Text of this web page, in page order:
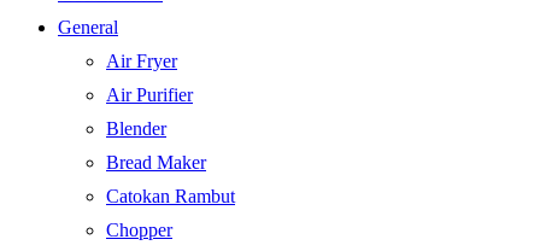
General
Air Fryer
Air Purifier
Blender
Bread Maker
Catokan Rambut
Chopper